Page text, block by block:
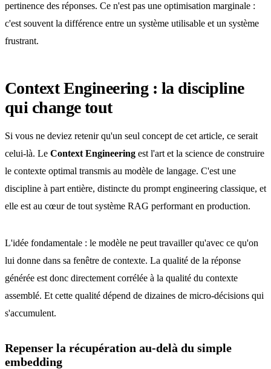
pertinence des réponses. Ce n'est pas une optimisation marginale :
c'est souvent la différence entre un système utilisable et un système
frustrant.
Context Engineering : la discipline
qui change tout
Si vous ne deviez retenir qu'un seul concept de cet article, ce serait
celui-là. Le Context Engineering est l'art et la science de construire
le contexte optimal transmis au modèle de langage. C'est une
discipline à part entière, distincte du prompt engineering classique, et
elle est au cœur de tout système RAG performant en production.
L'idée fondamentale : le modèle ne peut travailler qu'avec ce qu'on
lui donne dans sa fenêtre de contexte. La qualité de la réponse
générée est donc directement corrélée à la qualité du contexte
assemblé. Et cette qualité dépend de dizaines de micro-décisions qui
s'accumulent.
Repenser la récupération au-delà du simple
embedding